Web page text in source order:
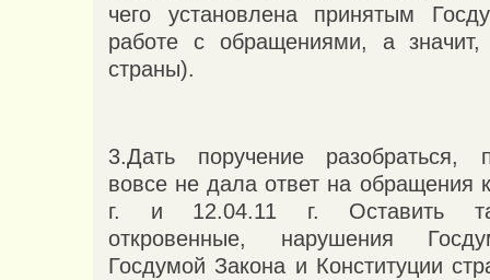
чего установлена принятым
работе с обращениями, а значит,
страны).
3.Дать поручение разобраться,
вовсе не дала ответ на обращения
г. и 12.04.11 г. Оставить
откровенные, нарушения
Госдумой Закона и Конституции